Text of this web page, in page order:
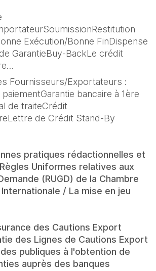
Exécution/Bonne FinDispense
GarantieBuy-BackLe crédit
Fournisseurs/Exportateurs :
bancaire à 1ère
de traiteCrédit
de Crédit Stand-By
pratiques rédactionnelles et
Uniformes relatives aux
(RUGD) de la Chambre
/ La mise en jeu
des Cautions Export
des Lignes de Cautions Export
publiques à l'obtention de
auprès des banques